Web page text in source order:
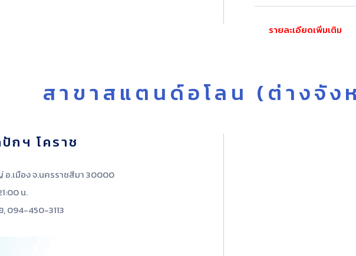
รายละเอียดเพิ่มเติม
สาขาสแตนด์อโลน (ต่างจัง
กฯ โคราช
อ.เมือง จ.นครราชสีมา 30000
น.
094-450-3113